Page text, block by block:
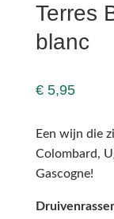
Terres
blanc
€5,95
Een wijn die
Colombard,
Gascogne!